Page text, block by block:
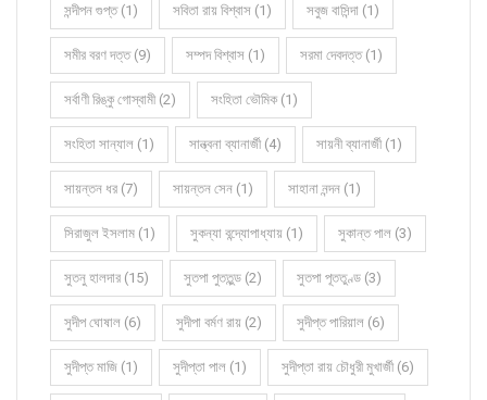
সন্দীপন গুপ্ত (1) সবিতা রায় বিশ্বাস (1) সবুজ বাসিন্দা (1)
সমীর বরণ দত্ত (9) সম্পদ বিশ্বাস (1) সরমা দেবদত্ত (1)
সর্বাণী রিঙ্কু গোস্বামী (2) সংহিতা ভৌমিক (1)
সংহিতা সান্যাল (1) সান্ত্বনা ব্যানার্জী (4) সায়নী ব্যানার্জী (1)
সায়ন্তন ধর (7) সায়ন্তন সেন (1) সাহানা নন্দন (1)
সিরাজুল ইসলাম (1) সুকন্যা বন্দ্যোপাধ্যায় (1) সুকান্ত পাল (3)
সুতনু হালদার (15) সুতপা পুততুন্ড (2) সুতপা পূততুণ্ড (3)
সুদীপ ঘোষাল (6) সুদীপা বর্মণ রায় (2) সুদীপ্ত পারিয়াল (6)
সুদীপ্ত মাজি (1) সুদীপ্তা পাল (1) সুদীপ্তা রায় চৌধুরী মুখার্জী (6)